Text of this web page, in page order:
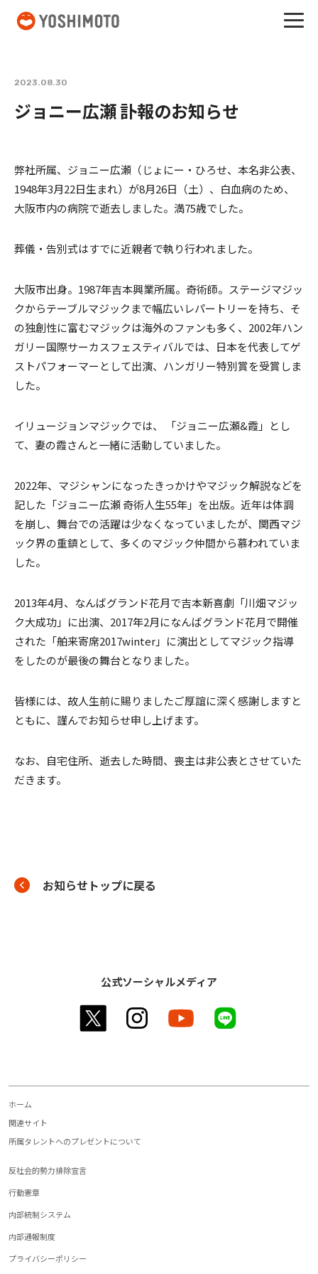
2023.08.30
ジョニー広瀬 訃報のお知らせ
弊社所属、ジョニー広瀬（じょにー・ひろせ、本名非公表、
1948年3月22日生まれ）が8月26日（土）、白血病のため、
大阪市内の病院で逝去しました。満75歳でした。
葬儀・告別式はすでに近親者で執り行われました。
大阪市出身。1987年吉本興業所属。奇術師。ステージマジッ
クからテーブルマジックまで幅広いレパートリーを持ち、そ
の独創性に富むマジックは海外のファンも多く、2002年ハン
ガリー国際サーカスフェスティバルでは、日本を代表してゲ
ストパフォーマーとして出演、ハンガリー特別賞を受賞しま
した。
イリュージョンマジックでは、 「ジョニー広瀬&霞」とし
て、妻の霞さんと一緒に活動していました。
2022年、マジシャンになったきっかけやマジック解説などを
記した「ジョニー広瀬 奇術人生55年」を出版。近年は体調
を崩し、舞台での活躍は少なくなっていましたが、関西マジ
ック界の重鎮として、多くのマジック仲間から慕われていま
した。
2013年4月、なんばグランド花月で吉本新喜劇「川畑マジッ
ク大成功」に出演、2017年2月になんばグランド花月で開催
された「舶来寄席2017winter」に演出としてマジック指導
をしたのが最後の舞台となりました。
皆様には、故人生前に賜りましたご厚誼に深く感謝しますと
ともに、謹んでお知らせ申し上げます。
なお、自宅住所、逝去した時間、喪主は非公表とさせていた
だきます。
お知らせトップに戻る
公式ソーシャルメディア
twitter instagram youtube
ホーム
関連サイト
所属タレントへのプレゼントについて
反社会的勢力排除宣言
行動憲章
内部統制システム
内部通報制度
プライバシーポリシー